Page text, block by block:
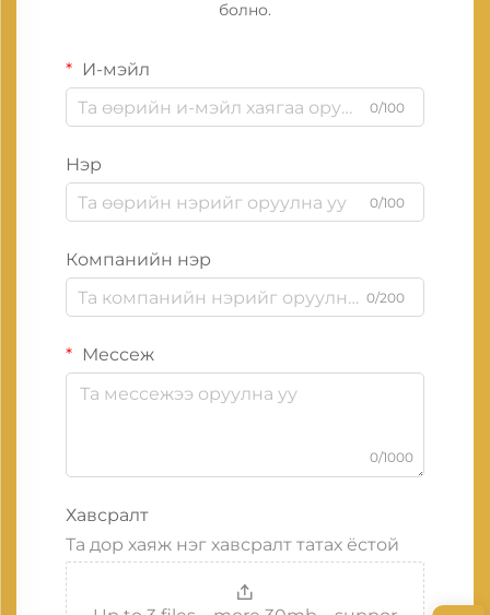
болно.
И-мэйл
0/100
Нэр
0/100
Компанийн нэр
0/200
Мессеж
0/1000
Хавсралт
Та дор хаяж нэг хавсралт татах ёстой